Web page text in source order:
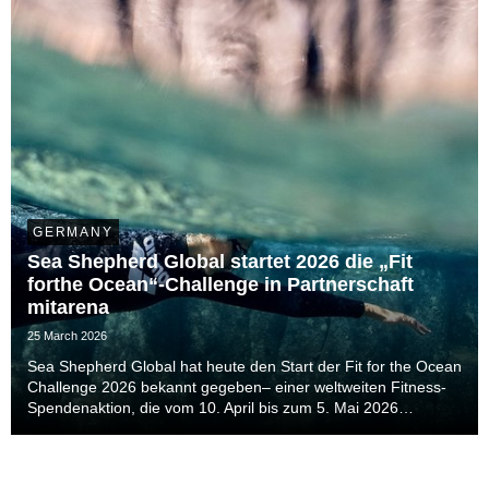
GERMANY
Sea Shepherd Global startet 2026 die „Fit
forthe Ocean“-Challenge in Partnerschaft
mitarena
25 March 2026
Sea Shepherd Global hat heute den Start der Fit for the Ocean
Challenge 2026 bekannt gegeben– einer weltweiten Fitness-
Spendenaktion, die vom 10. April bis zum 5. Mai 2026